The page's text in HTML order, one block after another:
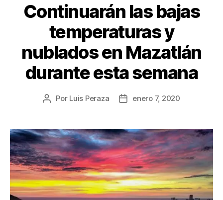
Continuarán las bajas
temperaturas y
nublados en Mazatlán
durante esta semana
Por Luis Peraza enero 7, 2020